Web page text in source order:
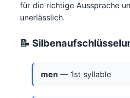
für die richtige Aussprache
unerlässlich.
📝
men — 1st syllable